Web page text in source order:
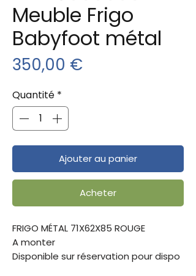
Meuble Frigo
Babyfoot métal
350,00 €
Quantité *
Ajouter au panier
Acheter
FRIGO MÉTAL 71X62X85 ROUGE
A monter
Disponible sur réservation pour dispo